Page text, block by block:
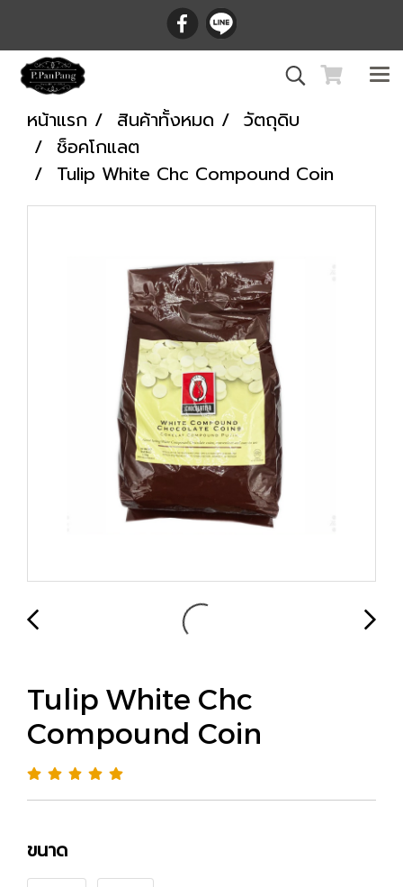
หน้าแรก สินค้าทั้งหมด
วัตถุดิบ
ช็อคโกแลต
Tulip White Chc Compound Coin
Tulip White Chc
Compound Coin
ขนาด